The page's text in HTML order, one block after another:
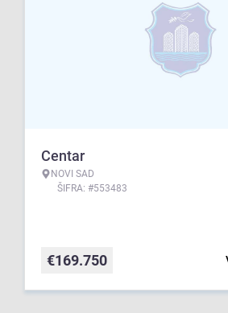
Centar
NOVI SAD
ŠIFRA: #553483
€169.750